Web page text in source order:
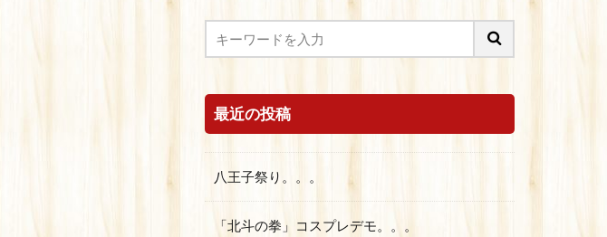
最近の投稿
八王子祭り。。。
「北斗の拳」コスプレデモ。。。